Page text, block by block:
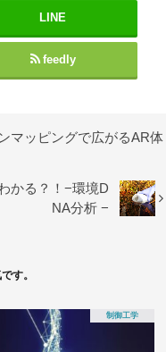
LINE
feedly
マッピングで広がるAR体
かる？！−環境D
NA分析 −
す。
制御工学